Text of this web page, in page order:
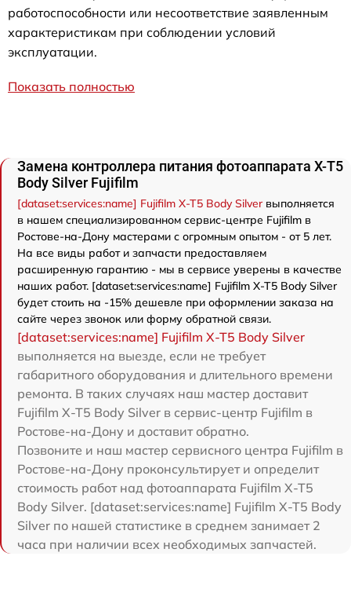
работоспособности или несоответствие заявленным
характеристикам при соблюдении условий
эксплуатации.
Показать полностью
Замена контроллера питания фотоаппарата X-T5
Body Silver Fujifilm
[dataset:services:name] Fujifilm X-T5 Body Silverвыполняется
в нашем специализированном сервис-центре Fujifilm в
Ростове-на-Дону мастерами с огромным опытом - от 5 лет.
На все виды работ и запчасти предоставляем
расширенную гарантию - мы в сервисе уверены в качестве
наших работ. [dataset:services:name] Fujifilm X-T5 Body Silver
будет стоить на -15% дешевле при оформлении заказа на
сайте через звонок или форму обратной связи.
[dataset:services:name] Fujifilm X-T5 Body Silver
выполняется на выезде, если не требует
габаритного оборудования и длительного времени
ремонта. В таких случаях наш мастер доставит
Fujifilm X-T5 Body Silver в сервис-центр Fujifilm в
Ростове-на-Дону и доставит обратно.
Позвоните и наш мастер сервисного центра Fujifilm в
Ростове-на-Дону проконсультирует и определит
стоимость работ над фотоаппарата Fujifilm X-T5
Body Silver. [dataset:services:name] Fujifilm X-T5 Body
Silver по нашей статистике в среднем занимает 2
часа при наличии всех необходимых запчастей.